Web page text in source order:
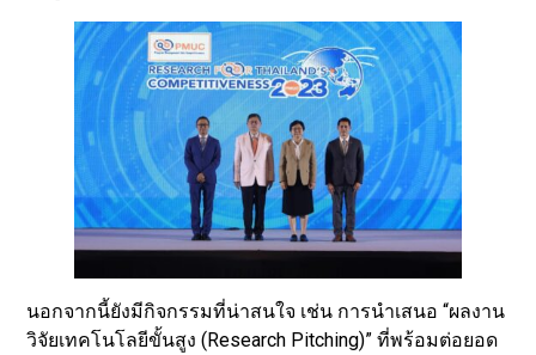
นอกจากนี้ยังมีกิจกรรมที่น่าสนใจ เช่น การนำเสนอ “ผลงาน
วิจัยเทคโนโลยีขั้นสูง (Research Pitching)” ที่พร้อมต่อยอด